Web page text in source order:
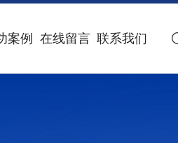
案例 在线留言 联系我们